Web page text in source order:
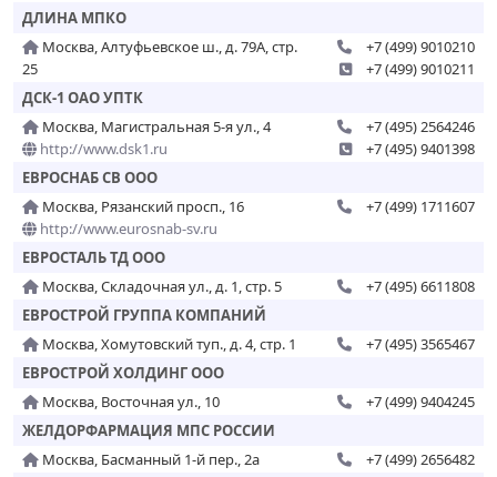
ДЛИНА МПКО
Москва, Алтуфьевское ш., д. 79А, стр.
25
+7 (499) 9010210
+7 (499) 9010211
ДСК-1 ОАО УПТК
Москва, Магистральная 5-я ул., 4
http://www.dsk1.ru
+7 (495) 2564246
+7 (495) 9401398
ЕВРОСНАБ СВ ООО
Москва, Рязанский просп., 16
http://www.eurosnab-sv.ru
+7 (499) 1711607
ЕВРОСТАЛЬ ТД ООО
Москва, Складочная ул., д. 1, стр. 5
+7 (495) 6611808
ЕВРОСТРОЙ ГРУППА КОМПАНИЙ
Москва, Хомутовский туп., д. 4, стр. 1
+7 (495) 3565467
ЕВРОСТРОЙ ХОЛДИНГ ООО
Москва, Восточная ул., 10
+7 (499) 9404245
ЖЕЛДОРФАРМАЦИЯ МПС РОССИИ
Москва, Басманный 1-й пер., 2а
+7 (499) 2656482